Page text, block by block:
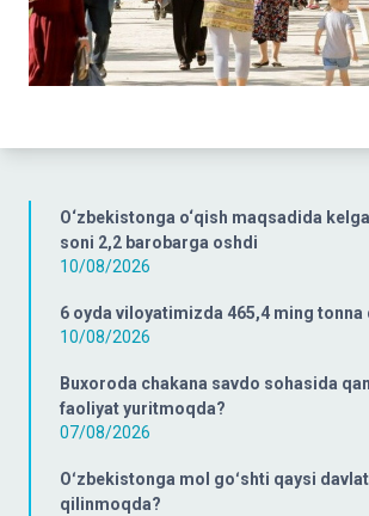
O‘zbekistonga o‘qish maqsadida
soni 2,2 barobarga oshdi
10/08/2026
6 oyda viloyatimizda 465,4 ming
10/08/2026
Buxoroda chakana savdo sohasida
faoliyat yuritmoqda?
07/08/2026
Oʻzbekistonga mol goʻshti qaysi
qilinmoqda?